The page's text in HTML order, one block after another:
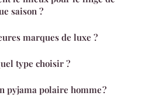
saison ?
marques de luxe ?
type choisir ?
pyjama polaire homme ?